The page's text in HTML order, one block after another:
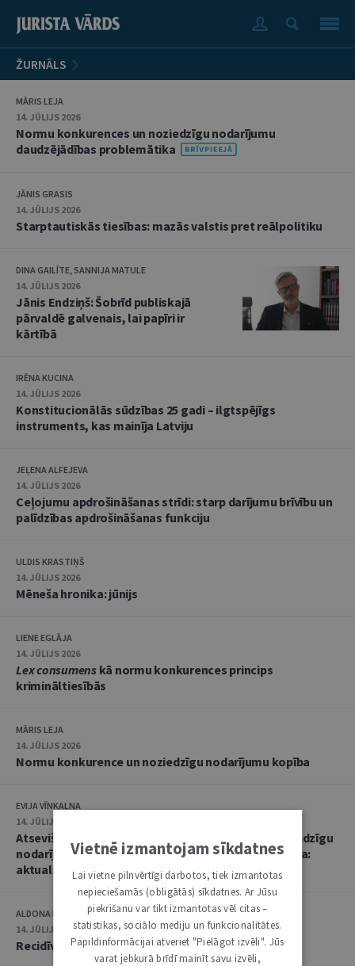
ŽURNĀLS
MĀRIS LEJA
14. JŪLIJS 2026
Normu konkurences un noziedzīgu nodarījumu
daudzējādības problemātika
JĀNIS GRASIS
14. JŪLIJS 2026
Starptautiskās tiesības: mazās valstis pret reālpolitiku
DINA GAILĪTE, SANNIJA MATULE
14. JŪLIJS 2026
Jānis Endziņš: Šobrīd publiskajā
pārvaldē galvenais, lai papīri ir
kārtībā
IRĒNA KUCINA
14. JŪLIJS 2026
Konstitucionālās sūdzības 25 gadi – ilgtspējīgs
instruments, kas mainīja Latviju
JEĻENA ALFEJEVA
14. JŪLIJS 2026
Ceļojumu apdrošināšanas strīdi: starp darījumu brīvību un
palīdzības apdrošināšanas funkciju
ULDIS KRASTIŅŠ
14. JŪLIJS 2026
Mēneša hronika: jūnijs
LIENE EGLĀJA
14. JŪLIJS 2026
Lex consumenskā normu konkurences princips
krimināltiesībās
MĀRIS LEJA
14. JŪLIJS 2026
Normu konkurence un noziedzīgu nodarījumu kopība
EVIJA VĪNKALNA
14. JŪLIJS 2026
Atsevišķa (vienota) noziedzīga nodarījuma un noziedzīgu
nodarījumu kopības kvalifikācija un soda noteikšana:
aktualitātes praksē
ALDONA KIPĀNE, EVIJA VĪNKALNA
14. JŪLIJS 2026
Recidīvs krimināltiesisko zinātņu skatījumā
Vietnē izmantojam sīkdatnes
Lai vietne pilnvērtīgi darbotos, tiek izmantotas
nepieciešamās (obligātās) sīkdatnes. Ar Jūsu
piekrišanu var tikt izmantotas vēl citas –
statistikas, sociālo mediju un funkcionalitātes.
Papildinformācijai atveriet "Pielāgot izvēli". Jūs
varat jebkurā brīdī mainīt savu izvēli,